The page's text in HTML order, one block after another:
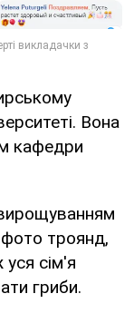
Вона
кафедри
фото троянд,
сім'я
гриби.